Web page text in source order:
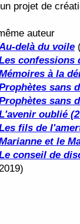
projet de
auteur
delà du voile
confessions
à la
sans
sans
oublié
fils de
et le
conseil de